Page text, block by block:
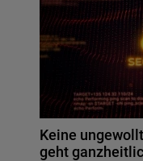
Keine
geht